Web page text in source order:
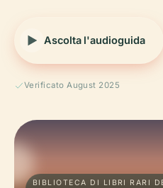
Ascolta l'audioguida
Verificato August 2025
BIBLIOTECA DI LIBRI RARI